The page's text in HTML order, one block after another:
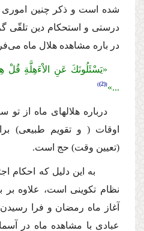
شده است و ذكر چنین امورى
درستى و استحكام دین تلقّى
در باره مشاهده هلال ماه
«یَسْئَلُونَكَ عَنِ الاْءَهِلَّةِ
...»
(2)
درباره هلالهاى ماه از تو
اوقات ( و تقویم طبیعى)
(تعیین وقت) حج است.
به این دلیل كه احكام
نظام تكوینى است، علاوه بر
آغاز ماه رمضان و فرا
عبادى با مشاهده ماه در